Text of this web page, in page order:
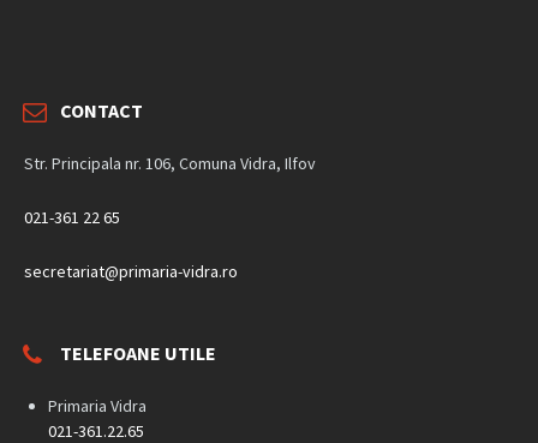
CONTACT
Str. Principala nr. 106, Comuna Vidra, Ilfov
021-361 22 65
secretariat@primaria-vidra.ro
TELEFOANE UTILE
Primaria Vidra
021-361.22.65